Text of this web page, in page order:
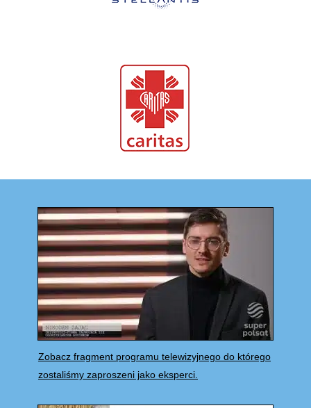
Zobacz fragment programu telewizyjnego do którego
zostaliśmy zaproszeni jako eksperci.